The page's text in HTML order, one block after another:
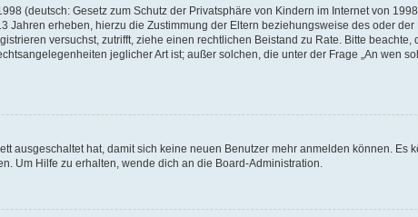
(deutsch: Gesetz zum Schutz der Privatsphäre von Kindern im Internet von
Jahren erheben, hierzu die Zustimmung der Eltern beziehungsweise des oder
versuchst, zutrifft, ziehe einen rechtlichen Beistand zu Rate. Bitte
jeglicher Art ist; außer solchen, die unter der Frage „An wen
ausgeschaltet hat, damit sich keine neuen Benutzer mehr anmelden können. Es
Um Hilfe zu erhalten, wende dich an die Board-Administration.